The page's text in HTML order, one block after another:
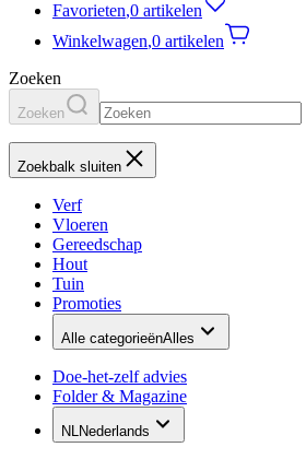
Favorieten,0 artikelen
Winkelwagen,0 artikelen
Zoeken
Zoeken
Zoekbalk sluiten
Verf
Vloeren
Gereedschap
Hout
Tuin
Promoties
Alle categorieënAlles
Doe-het-zelf advies
Folder & Magazine
NLNederlands